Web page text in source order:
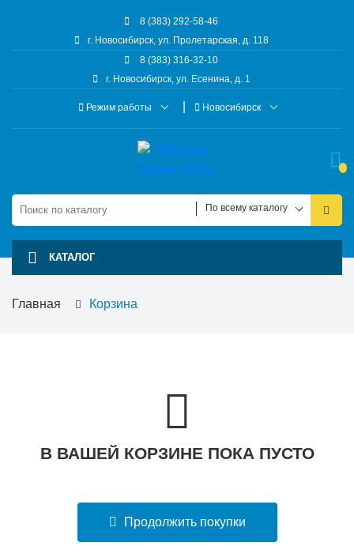
8 (383) 292-58-46
г. Новосибирск, ул. Пролетарская, д. 118
8 (383) 316-32-10
г. Новосибирск, ул. Есенина, д. 1
Режим работы Новосибирск
По всему каталогу
КАТАЛОГ
Главная Корзина
В ВАШЕЙ КОРЗИНЕ ПОКА ПУСТО
Продолжить покупки